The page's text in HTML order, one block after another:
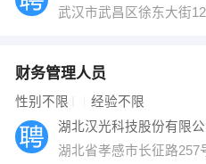
武汉市武昌区徐东大街
财务管理人员
性别不限 经验不限
湖北汉光科技股份有限公
湖北省孝感市长征路257